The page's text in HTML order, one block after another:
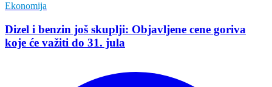
Ekonomija
Dizel i benzin još skuplji: Objavljene cene goriva
koje će važiti do 31. jula